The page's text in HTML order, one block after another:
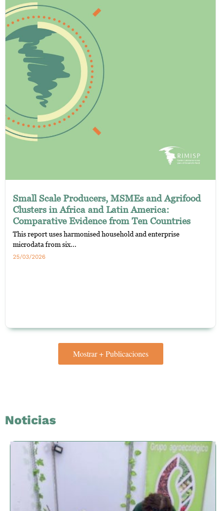
Small Scale Producers, MSMEs and Agrifood
Clusters in Africa and Latin America:
Comparative Evidence from Ten Countries
This report uses harmonised household and enterprise
microdata from six...
25/03/2026
Mostrar + Publicaciones
Noticias